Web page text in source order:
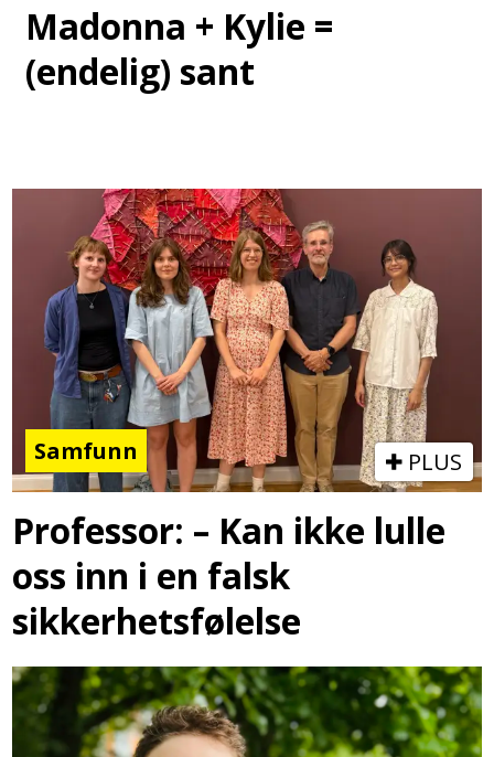
Madonna + Kylie =
(endelig) sant
Samfunn PLUS
Professor: – Kan ikke lulle
oss inn i en falsk
sikkerhetsfølelse